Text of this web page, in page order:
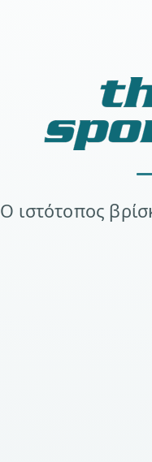
Ο ιστότοπος